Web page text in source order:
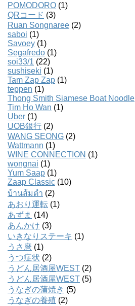
POMODORO (1)
QRコード (3)
Ruan Songnaree (2)
saboi (1)
Savoey (1)
Segafredo (1)
soi33/1 (22)
sushiseki (1)
Tam Zap Zap (1)
teppen (1)
Thong Smith Siamese Boat Noodle
Tim Ho Wan (1)
Uber (1)
UOB銀行 (2)
WANG SEONG (2)
Wattmann (1)
WINE CONNECTION (1)
wongnai (1)
Yum Saap (1)
Zaap Classic (10)
บ้านส้มตํา (2)
あおり運転 (1)
あずま (14)
あんかけ (3)
いきなりステーキ (1)
うさ麿 (1)
うつ症状 (2)
うどん居酒屋WEST (2)
うどん居酒屋WEST (5)
うなぎの蒲焼き (5)
うなぎの養殖 (2)